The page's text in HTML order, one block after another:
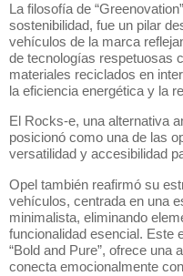
La filosofía de
sostenibilidad, fue un pilar
vehículos de la marca
de tecnologías respetuosas
materiales reciclados en
la eficiencia energética y la
El Rocks-e, una alternativa
posicionó como una de las
versatilidad y accesibilidad
Opel también reafirmó su
vehículos, centrada en una
minimalista, eliminando
funcionalidad esencial. Este
“Bold and Pure”, ofrece una
conecta emocionalmente